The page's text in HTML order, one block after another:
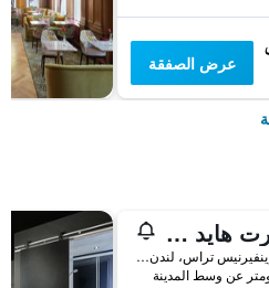
عرض الصفقة
سمارت هايد بارك إن هوستل
48-50 إينفيرنيس تراس، لندن ، المملكة المتحدة, لندن, المملكة المتحدة